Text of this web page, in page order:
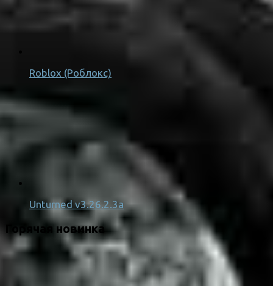
Roblox (Роблокс)
Unturned v3.26.2.3a
Горячая новинка